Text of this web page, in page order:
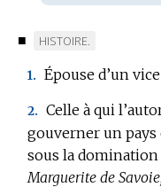
:
■
MARQUE
DE
DOMAINE
HISTOIRE.
1. Épouse d’un
2. Celle à qui
gouverner un
sous la domination
Marguerite de